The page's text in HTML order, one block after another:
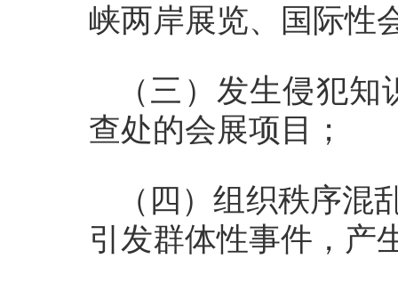
峡两岸展览、国际性
（三）发生侵犯
查处的会展项目；
（四）组织秩序混
引发群体性事件，产